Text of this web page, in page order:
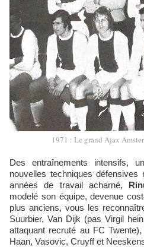
1971 : Le grand Ajax
Des entraînements intensifs, un collectif bien huilé et de
nouvelles techniques
années de travail acharné,
modelé son équipe, devenue
plus anciens, vous les
Suurbier, Van Dijk (pas Virgil
attaquant recruté au FC
Haan, Vasovic, Cruyff et